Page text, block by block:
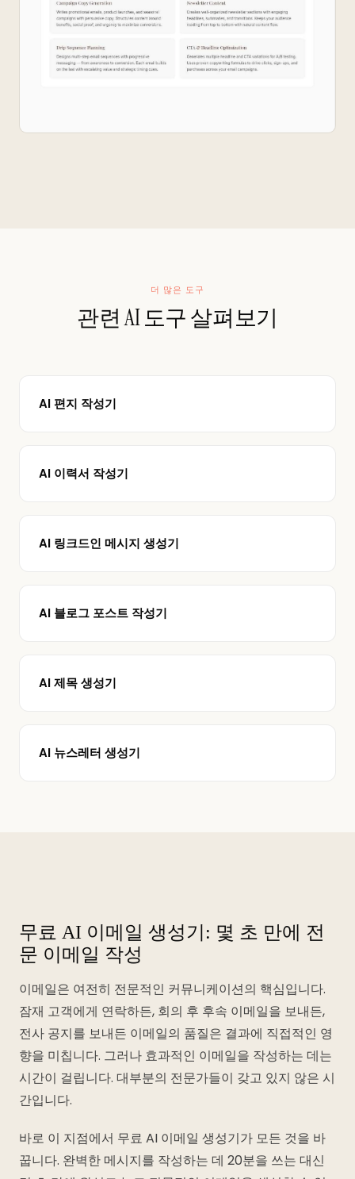
더 많은 도구
관련 AI 도구 살펴보기
AI 편지 작성기
AI 이력서 작성기
AI 링크드인 메시지 생성기
AI 블로그 포스트 작성기
AI 제목 생성기
AI 뉴스레터 생성기
무료 AI 이메일 생성기: 몇 초 만에 전
문 이메일 작성
이메일은 여전히 전문적인 커뮤니케이션의 핵심입니다.
잠재 고객에게 연락하든, 회의 후 후속 이메일을 보내든,
전사 공지를 보내든 이메일의 품질은 결과에 직접적인 영
향을 미칩니다. 그러나 효과적인 이메일을 작성하는 데는
시간이 걸립니다. 대부분의 전문가들이 갖고 있지 않은 시
간입니다.
바로 이 지점에서 무료 AI 이메일 생성기가 모든 것을 바
꿉니다. 완벽한 메시지를 작성하는 데 20분을 쓰는 대신